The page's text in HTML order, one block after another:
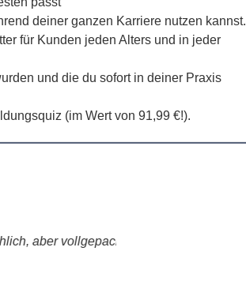
deiner ganzen Karriere nutzen kannst.
für Kunden jeden Alters und in jeder
und die du sofort in deiner Praxis
(im Wert von 91,99 €!).
aber vollgepackt